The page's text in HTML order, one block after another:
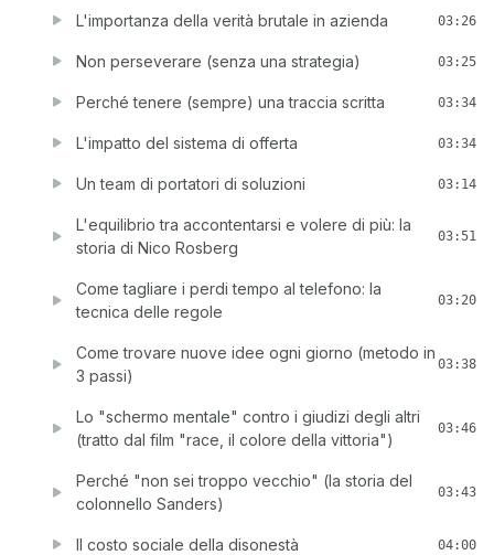
L'importanza della verità brutale in azienda 03:26
Non perseverare (senza una strategia) 03:25
Perché tenere (sempre) una traccia scritta 03:34
L'impatto del sistema di offerta 03:34
Un team di portatori di soluzioni 03:14
L'equilibrio tra accontentarsi e volere di più: la
storia di Nico Rosberg
03:51
Come tagliare i perdi tempo al telefono: la
tecnica delle regole
03:20
Come trovare nuove idee ogni giorno (metodo in
3 passi)
03:38
Lo "schermo mentale" contro i giudizi degli altri
(tratto dal film "race, il colore della vittoria")
03:46
Perché "non sei troppo vecchio" (la storia del
colonnello Sanders)
03:43
Il costo sociale della disonestà 04:00